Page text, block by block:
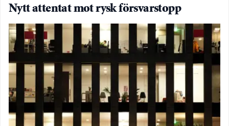
Nytt attentat mot rysk försvarstopp